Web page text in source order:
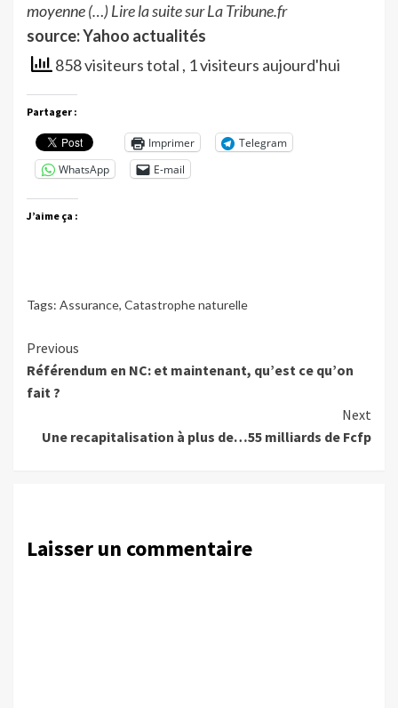
moyenne(…) Lire la suite sur La Tribune.fr
source: Yahoo actualités
858 visiteurs total , 1 visiteurs aujourd'hui
Partager :
Imprimer
Telegram
WhatsApp
E-mail
J’aime ça :
Tags: Assurance, Catastrophe naturelle
Continue
Reading
Previous
Référendum en NC: et maintenant, qu’est ce qu’on
fait ?
Next
Une recapitalisation à plus de…55 milliards de Fcfp
Laisser un commentaire